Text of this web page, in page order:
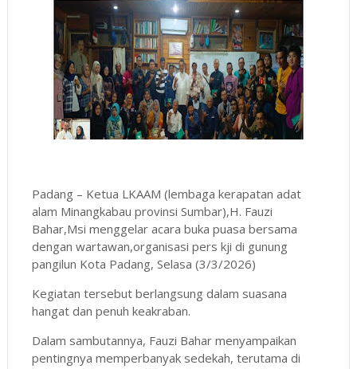
Padang – Ketua LKAAM (lembaga kerapatan adat
alam Minangkabau provinsi Sumbar),H. Fauzi
Bahar,Msi menggelar acara buka puasa bersama
dengan wartawan,organisasi pers kji di gunung
pangilun Kota Padang, Selasa (3/3/2026)
Kegiatan tersebut berlangsung dalam suasana
hangat dan penuh keakraban.
Dalam sambutannya, Fauzi Bahar menyampaikan
pentingnya memperbanyak sedekah, terutama di